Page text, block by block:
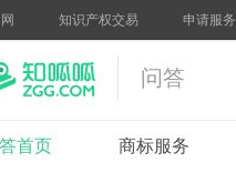
知识产权交易 申请服务
问答
首页 商标服务